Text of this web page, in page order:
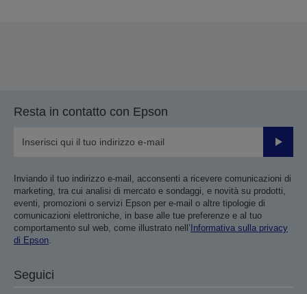
Resta in contatto con Epson
Invia
Inviando il tuo indirizzo e-mail, acconsenti a ricevere comunicazioni di
marketing, tra cui analisi di mercato e sondaggi, e novità su prodotti,
eventi, promozioni o servizi Epson per e-mail o altre tipologie di
comunicazioni elettroniche, in base alle tue preferenze e al tuo
comportamento sul web, come illustrato nell’ Informativa sulla privacy
di Epson.
Seguici